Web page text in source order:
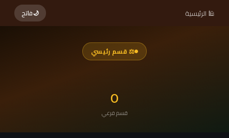
🕌 الرئيسية 🌙فاتح
⚖ قسم رئيسي
0
قسم فرعي